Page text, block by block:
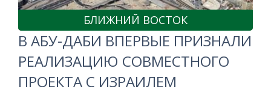
БЛИЖНИЙ ВОСТОК
В АБУ-ДАБИ ВПЕРВЫЕ ПРИЗНАЛИ
РЕАЛИЗАЦИЮ СОВМЕСТНОГО
ПРОЕКТА С ИЗРАИЛЕМ